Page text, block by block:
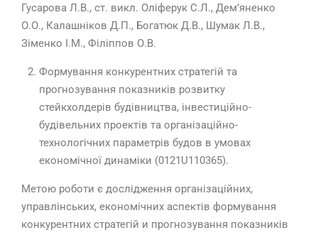
Гусарова Л.В., ст. викл. Оліферук С.Л., Дем’яненко
О.О., Калашніков Д.П., Богатюк Д.В., Шумак Л.В.,
Зіменко І.М., Філіппов О.В.
Формування конкурентних стратегій та
прогнозування показників розвитку
стейкхолдерів будівництва, інвестиційно-
будівельних проектів та організаційно-
технологічних параметрів будов в умовах
економічної динаміки (0121U110365).
Метою роботи є дослідження організаційних,
управлінських, економічних аспектів формування
конкурентних стратегій и прогнозування показників